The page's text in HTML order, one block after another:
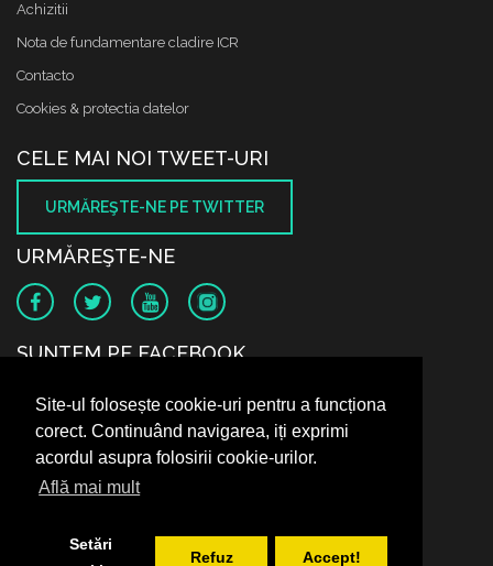
Site-ul folosește cookie-uri pentru a funcționa
corect. Continuând navigarea, iți exprimi
acordul asupra folosirii cookie-urilor.
Află mai mult
Setări
Refuz Accept!
Achizitii
Nota de fundamentare cladire ICR
Contacto
Cookies & protectia datelor
CELE MAI NOI TWEET-URI
URMĂREŞTE-NE PE TWITTER
URMĂREŞTE-NE
SUNTEM PE FACEBOOK